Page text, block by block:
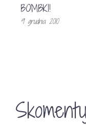
BOMBKI!
9 grudnia 2010